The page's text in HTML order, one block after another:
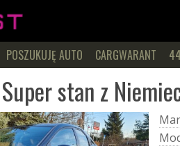
POSZUKUJĘ AUTO CARGWARANT
stan z
Mar
Mo